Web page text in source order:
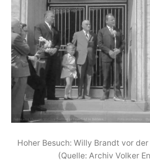
Hoher Besuch: Willy Brandt vor
(Quelle: Archiv Volker